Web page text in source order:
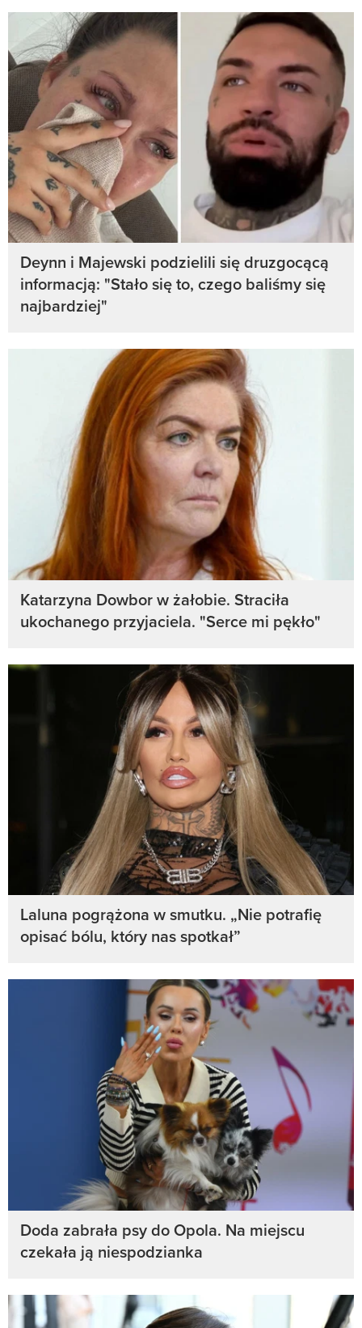
Deynn i Majewski podzielili się druzgocącą
informacją: "Stało się to, czego baliśmy się
najbardziej"
Katarzyna Dowbor w żałobie. Straciła
ukochanego przyjaciela. "Serce mi pękło"
Laluna pogrążona w smutku. „Nie potrafię
opisać bólu, który nas spotkał”
Doda zabrała psy do Opola. Na miejscu
czekała ją niespodzianka